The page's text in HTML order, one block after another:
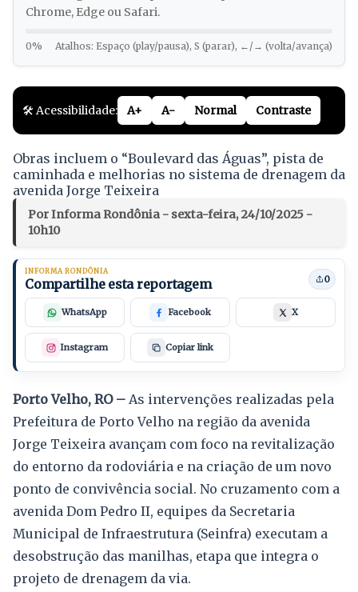
Chrome, Edge ou Safari.
0% Atalhos: Espaço (play/pausa), S (parar), ←/→ (volta/avança)
🛠️ Acessibilidade: A+ A- Normal Contraste
Obras incluem o “Boulevard das Águas”, pista de
caminhada e melhorias no sistema de drenagem da
avenida Jorge Teixeira
Por Informa Rondônia - sexta-feira, 24/10/2025 -
10h10
INFORMA RONDÔNIA
Compartilhe esta reportagem 0
WhatsApp Facebook X
Instagram Copiar link
Porto Velho, RO – As intervenções realizadas pela
Prefeitura de Porto Velho na região da avenida
Jorge Teixeira avançam com foco na revitalização
do entorno da rodoviária e na criação de um novo
ponto de convivência social. No cruzamento com a
avenida Dom Pedro II, equipes da Secretaria
Municipal de Infraestrutura (Seinfra) executam a
desobstrução das manilhas, etapa que integra o
projeto de drenagem da via.